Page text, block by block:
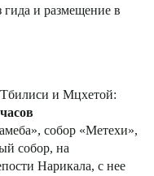
и размещение в
Тбилиси и Мцхетой:
собор «Метехи»,
собор, на
Нарикала, с нее